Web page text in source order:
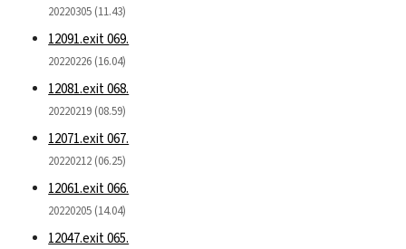
20220305 (11.43)
12091.exit 069.
20220226 (16.04)
12081.exit 068.
20220219 (08.59)
12071.exit 067.
20220212 (06.25)
12061.exit 066.
20220205 (14.04)
12047.exit 065.